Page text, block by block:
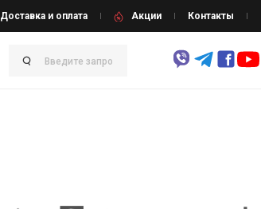
Доставка и оплата Акции Контакты